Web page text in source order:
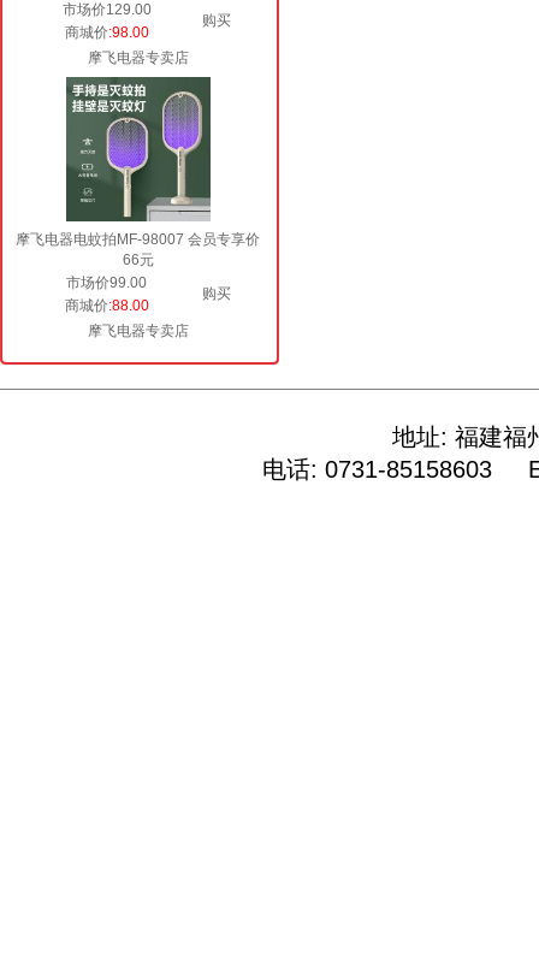
市场价129.00
购买
商城价:98.00
摩飞电器专卖店
摩飞电器电蚊拍MF-98007 会员专享价
66元
市场价99.00
购买
商城价:88.00
摩飞电器专卖店
地址: 福
电话: 0731-85158603